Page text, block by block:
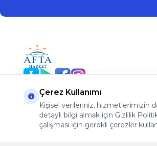
Çerez Kullanımı
Kişisel verileriniz, hizmetlerimizin
detaylı bilgi almak için Gizlilik
çalışması için gerekli çerezler